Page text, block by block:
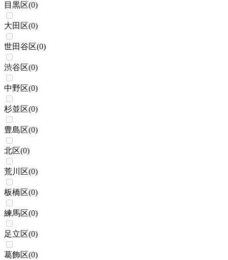
目黒区(0)
大田区(0)
世田谷区(0)
渋谷区(0)
中野区(0)
杉並区(0)
豊島区(0)
北区(0)
荒川区(0)
板橋区(0)
練馬区(0)
足立区(0)
葛飾区(0)